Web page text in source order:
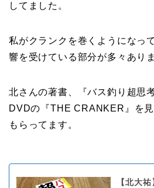
してました。
私がクランクを巻くようになっ
響を受けている部分が多々ありま
北さんの著書、『バス釣り超思
DVDの『THE CRANKER』を
もらってます。
【北大